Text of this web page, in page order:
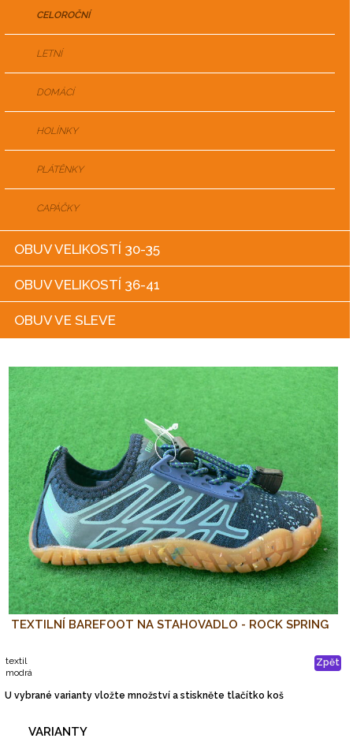
CELOROČNÍ
LETNÍ
DOMÁCÍ
HOLÍNKY
PLÁTĚNKY
CAPÁČKY
OBUV VELIKOSTÍ 30-35
OBUV VELIKOSTÍ 36-41
OBUV VE SLEVE
TEXTILNÍ BAREFOOT NA STAHOVADLO - ROCK SPRING
Zpět
textil
modrá
U vybrané varianty vložte množství a stiskněte tlačítko koš
VARIANTY